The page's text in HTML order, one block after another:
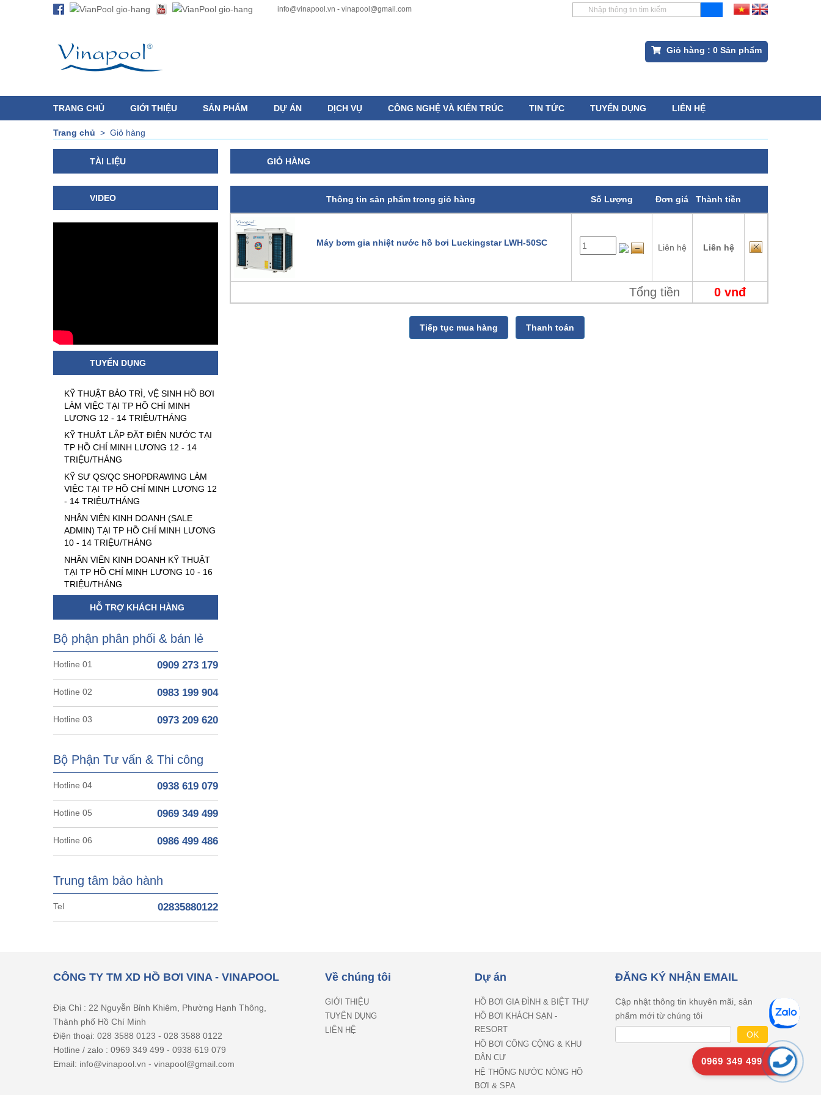
info@vinapool.vn - vinapool@gmail.com
Giỏ hàng : 0 Sản phẩm
TRANG CHỦ GIỚI THIỆU SẢN PHẨM DỰ ÁN DỊCH VỤ CÔNG NGHỆ VÀ KIẾN TRÚC TIN TỨC TUYỂN DỤNG LIÊN HỆ
Trang chủ > Giỏ hàng
TÀI LIỆU
VIDEO
TUYỂN DỤNG
KỸ THUẬT BẢO TRÌ, VỆ SINH HỒ BƠI
LÀM VIỆC TẠI TP HỒ CHÍ MINH
LƯƠNG 12 - 14 TRIỆU/THÁNG
KỸ THUẬT LẮP ĐẶT ĐIỆN NƯỚC TẠI
TP HỒ CHÍ MINH LƯƠNG 12 - 14
TRIỆU/THÁNG
KỸ SƯ QS/QC SHOPDRAWING LÀM
VIỆC TẠI TP HỒ CHÍ MINH LƯƠNG 12
- 14 TRIỆU/THÁNG
NHÂN VIÊN KINH DOANH (SALE
ADMIN) TẠI TP HỒ CHÍ MINH LƯƠNG
10 - 14 TRIỆU/THÁNG
NHÂN VIÊN KINH DOANH KỸ THUẬT
TẠI TP HỒ CHÍ MINH LƯƠNG 10 - 16
TRIỆU/THÁNG
HỖ TRỢ KHÁCH HÀNG
Bộ phận phân phối & bán lẻ
Hotline 01 0909 273 179
Hotline 02 0983 199 904
Hotline 03 0973 209 620
Bộ Phận Tư vấn & Thi công
Hotline 04 0938 619 079
Hotline 05 0969 349 499
Hotline 06 0986 499 486
Trung tâm bảo hành
Tel 02835880122
GIỎ HÀNG
Thông tin sản phẩm trong giỏ hàng Số Lượng Đơn giá Thành tiền
Máy bơm gia nhiệt nước hồ bơi Luckingstar LWH-50SC Liên hệ Liên hệ
Tổng tiền 0 vnđ
Tiếp tục mua hàng Thanh toán
CÔNG TY TM XD HỒ BƠI VINA - VINAPOOL
Địa Chỉ : 22 Nguyễn Bỉnh Khiêm, Phường Hạnh Thông,
Thành phố Hồ Chí Minh
Điện thoại: 028 3588 0123 - 028 3588 0122
Hotline / zalo : 0969 349 499 - 0938 619 079
Email: info@vinapool.vn - vinapool@gmail.com
Về chúng tôi
GIỚI THIỆU
TUYỂN DỤNG
LIÊN HỆ
Dự án
HỒ BƠI GIA ĐÌNH & BIỆT THỰ
HỒ BƠI KHÁCH SẠN -
RESORT
HỒ BƠI CÔNG CỘNG & KHU
DÂN CƯ
HỆ THỐNG NƯỚC NÓNG HỒ
BƠI & SPA
ĐĂNG KÝ NHẬN EMAIL
Cập nhật thông tin khuyên mãi, sản
phẩm mới từ chúng tôi
0969 349 499